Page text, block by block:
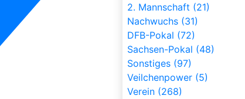
2. Mannschaft (21)
Nachwuchs (31)
DFB-Pokal (72)
Sachsen-Pokal (48)
Sonstiges (97)
Veilchenpower (5)
Verein (268)